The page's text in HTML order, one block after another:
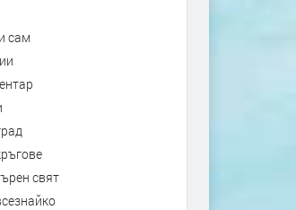
PARTNER (ван
сам
свят